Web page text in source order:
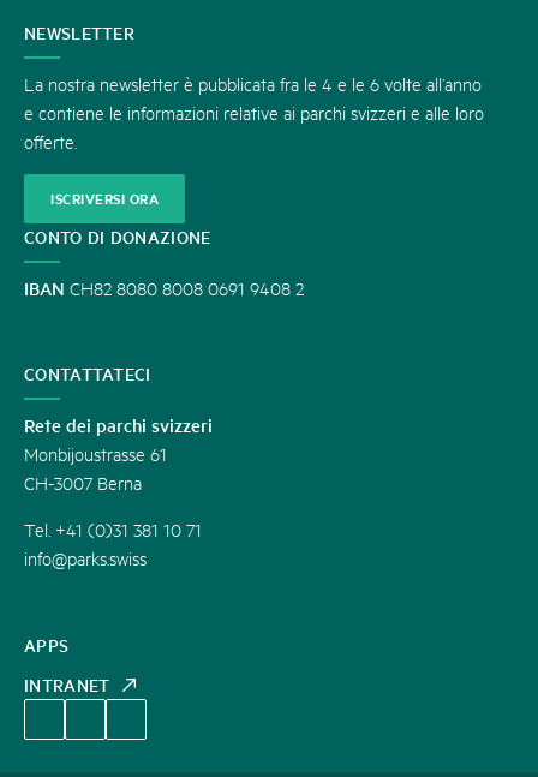
CONTATTATECI
APPS
INTRANET
NEWSLETTER
La nostra newsletter è pubblicata fra le 4 e le 6 volte all’anno
e contiene le informazioni relative ai parchi svizzeri e alle loro
offerte.
ISCRIVERSI ORA
CONTO DI DONAZIONE
IBAN CH82 8080 8008 0691 9408 2
CONTATTATECI
Rete dei parchi svizzeri
Monbijoustrasse 61
CH-3007 Berna
Tel. +41 (0)31 381 10 71
info@parks.swiss